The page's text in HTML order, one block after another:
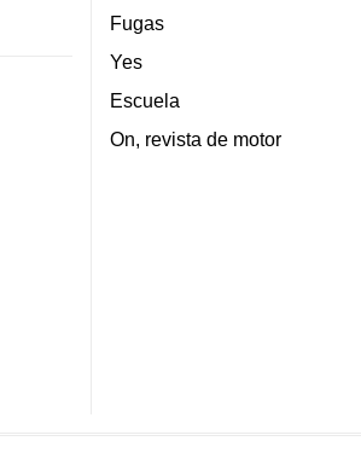
Fugas
Yes
Escuela
On, revista de motor